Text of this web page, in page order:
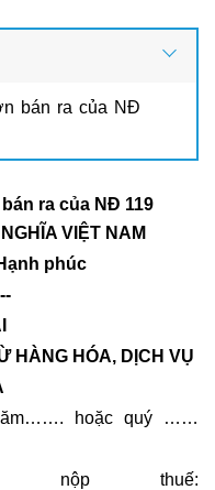
bán ra của NĐ
ra của NĐ 119
VIỆT NAM
phúc
HÀNG HÓA, DỊCH VỤ
hoặc quý ……
thuế: